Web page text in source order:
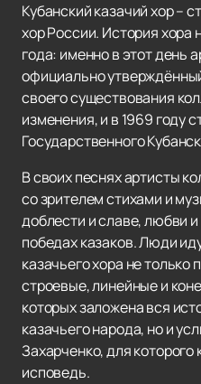
Кубанский казачий хор –
хор России. История хора
года: именно в этот день
официально
своего существования
изменения, и в 1969 году
Государственного
В своих песнях артисты
со зрителем стихами и
доблести и славе, любви и
победах казаков. Люди
казачьего хора не только
строевые, линейные и
которых заложена вся
казачьего народа, но и
Захарченко, для
исповедь.